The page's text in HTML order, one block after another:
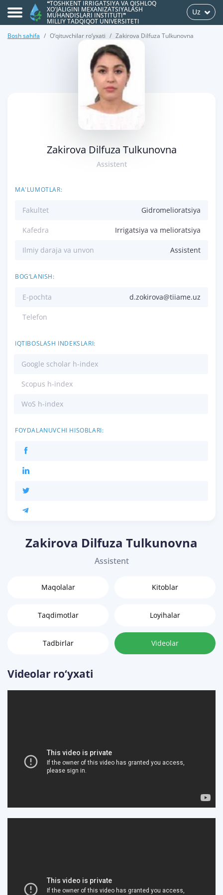
❝TOSHKENT IRRIGATSIYA VA QISHLOQ
XO'JALIGINI MEXANIZATSIYALASH
MUHANDISLARI INSTITUTI❞
MILLIY TADQIQOT UNIVERSITETI
Uz
Bosh sahifa O‘qituvchilar ro‘yxati Zakirova Dilfuza Tulkunovna
Zakirova Dilfuza Tulkunovna
Assistent
MA'LUMOTLAR:
Fakultet Gidromelioratsiya
Kafedra Irrigatsiya va melioratsiya
Ilmiy daraja va unvon Assistent
BOG‘LANISH:
E-pochta d.zokirova@tiiame.uz
Telefon
IQTIBOSLASH INDEKSLARI:
Google scholar h-index
Scopus h-index
WoS h-index
FOYDALANUVCHI HISOBLARI:
Zakirova Dilfuza Tulkunovna
Assistent
Maqolalar Kitoblar
Taqdimotlar Loyihalar
Tadbirlar Videolar
Videolar ro‘yxati